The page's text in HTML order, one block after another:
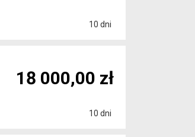
10 dni
10 dni
18 000,00 zł